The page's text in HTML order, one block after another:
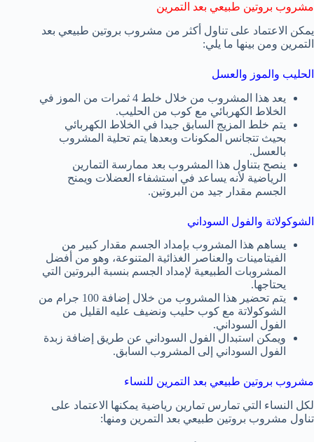
مشروب بروتين طبيعي بعد التمرين
يمكن الاعتماد على تناول أكثر من مشروب بروتين طبيعي بعد
التمرين ومن بينها ما يلي:
الحليب والموز والعسل
يعد هذا المشروب من خلال خلط 4 ثمرات من الموز في
الخلاط الكهربائي مع كوب من الحليب.
يتم خلط المزيج السابق جيدا في الخلاط الكهربائي
بحيث تتجانس المكونات وبعدها يتم تحلية المشروب
بالعسل.
ينصح بتناول هذا المشروب بعد ممارسة التمارين
الرياضية لأنه يساعد في استشفاء العضلات ويمنح
الجسم مقدار جيد من البروتين.
الشوكولاتة والفول السوداني
يساهم هذا المشروب بإمداد الجسم مقدار كبير من
الفيتامينات والعناصر الغذائية المتنوعة، وهو من أفضل
المشروبات الطبيعية لإمداد الجسم بنسبة البروتين التي
يحتاجها.
يتم تحضير هذا المشروب من خلال إضافة 100 جرام من
الشوكولاتة مع كوب حليب ونضيف عليه القليل من
الفول السوداني.
ويمكن استبدال الفول السوداني عن طريق إضافة زبدة
الفول السوداني إلى المشروب السابق.
مشروب بروتين طبيعي بعد التمرين للنساء
لكل النساء التي تمارس تمارين رياضية يمكنها الاعتماد على
تناول مشروب بروتين طبيعي بعد التمرين ومنها: